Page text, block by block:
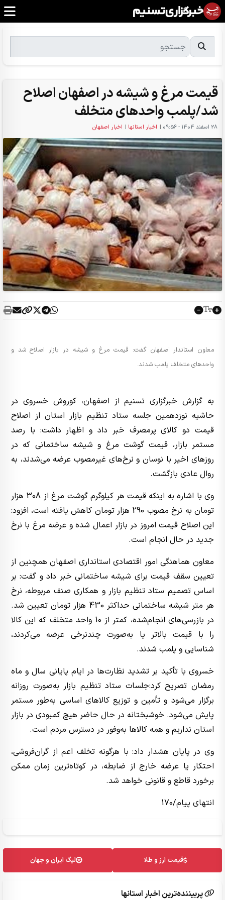
قیمت مرغ و شیشه در اصفهان اصلاح
شد/پلمب واحدهای متخلف
28 اسفند 1404 - 09:56 | اخبار استانها | اخبار اصفهان
معاون استاندار اصفهان گفت: قیمت مرغ و شیشه در بازار اصلاح شد و
واحدهای متخلف پلمب شدند.
به گزارش خبرگزاری تسنیماز اصفهان، کوروش خسروی در
حاشیه نوزدهمین جلسه ستاد تنظیم بازار استان از اصلاح
قیمت دو کالای پرمصرف خبر داد و اظهار داشت: با رصد
مستمر بازار، قیمت گوشت مرغ و شیشه ساختمانی که در
روزهای اخیر با نوسان و نرخ‌های غیرمصوب عرضه می‌شدند، به
روال عادی بازگشت.
وی با اشاره به اینکه قیمت هر کیلوگرم گوشت مرغ از 308 هزار
تومان به نرخ مصوب 290 هزار تومان کاهش یافته است، افزود:
این اصلاح قیمت امروز در بازار اعمال شده و عرضه مرغ با نرخ
جدید در حال انجام است.
معاون هماهنگی امور اقتصادی استانداری اصفهان همچنین از
تعیین سقف قیمت برای شیشه ساختمانی خبر داد و گفت: بر
اساس تصمیم ستاد تنظیم بازار و همکاری صنف مربوطه، نرخ
هر متر شیشه ساختمانی حداکثر 430 هزار تومان تعیین شد.
در بازرسی‌های انجام‌شده، کمتر از 10 واحد متخلف که این کالا
را با قیمت بالاتر یا به‌صورت چندنرخی عرضه می‌کردند،
شناسایی و پلمب شدند.
خسروی با تأکید بر تشدید نظارت‌ها در ایام پایانی سال و ماه
رمضان تصریح کرد:جلسات ستاد تنظیم بازار به‌صورت روزانه
برگزار می‌شود و تأمین و توزیع کالاهای اساسی به‌طور مستمر
پایش می‌شود. خوشبختانه در حال حاضر هیچ کمبودی در بازار
استان نداریم و همه کالاها به‌وفور در دسترس مردم است.
وی در پایان هشدار داد: با هرگونه تخلف اعم از گران‌فروشی،
احتکار یا عرضه خارج از ضابطه، در کوتاه‌ترین زمان ممکن
برخورد قاطع و قانونی خواهد شد.
انتهای پیام/170
قیمت ارز و طلا لیگ ایران و جهان
پربیننده‌ترین اخبار استانها